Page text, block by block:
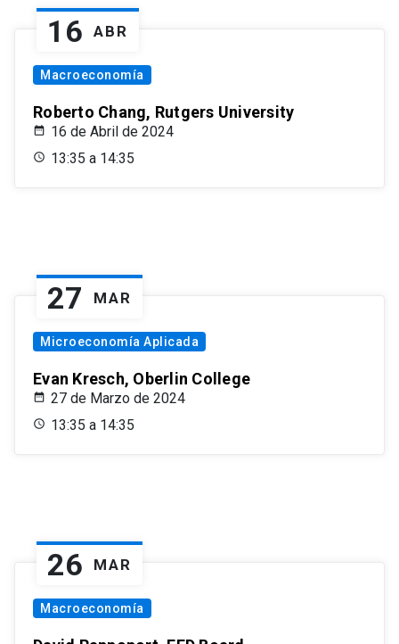
16 ABR
Macroeconomía
Roberto Chang, Rutgers University
16 de Abril de 2024
13:35 a 14:35
27 MAR
Microeconomía Aplicada
Evan Kresch, Oberlin College
27 de Marzo de 2024
13:35 a 14:35
26 MAR
Macroeconomía